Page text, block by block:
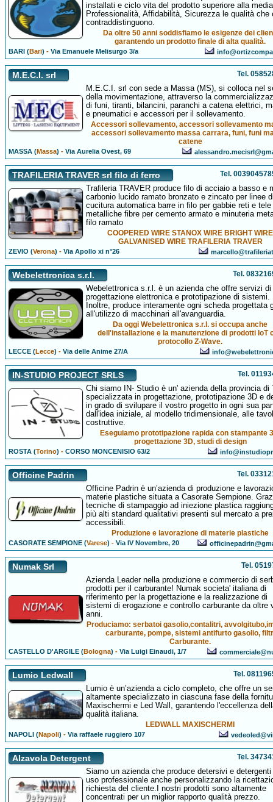
installati e ciclo vita del prodotto superiore alla
Professionalità, Affidabilità, Sicurezza le qualità che
contraddistinguono.
Da oltre 50 anni soddisfiamo le esigenze dei
garantendo un prodotto finale di alta qualità.
BARI (Bari) -Via Emanuele Melisurgo 3/a
M.E.C.I. srl Tel.
M.E.C.I. srl con sede a Massa (MS), si colloca nel
della movimentazione, attraverso la
di funi, tiranti, bilancini, paranchi a catena elettrici,
e pneumatici e accessori per il sollevamento.
Accessori sollevamento, accessori sollevamento
accessori sollevamento massa carrara, funi, funi
catene
MASSA (Massa) -Via Aurelia Ovest, 69
TRAFILERIA TRAVER srl filo di ferro Tel.
Trafileria TRAVER produce filo di acciaio a basso e
carbonio lucido ramato bronzato e zincato per linee
cucitura automatica barre in filo per gabbie reti e tele
metalliche fibre per cemento armato e minuteria
filo ramato
COOPERED WIRE STANOX WIRE BRIGHT WIRE
GALVANISED WIRE TRAFILERIA TRAVER
ZEVIO (Verona) -Via Apollo xi n°26
Webelettronica s.r.l. Tel.
Webelettronica s.r.l. è un azienda che offre servizi di
progettazione elettronica e prototipazione di sistemi.
Inoltre, produce interamente ogni scheda progettata
all'utilizzo di macchinari all'avanguardia.
Da oggi Webelettronica s.r.l. si occupa anche
dell'installazione e la manutenzione di prodotti IoT
protocollo Z-Wave.
LECCE (Lecce) -Via delle Anime 27/A
IN-STUDIO PROJECT SRLS Tel.
Chi siamo IN- Studio è un' azienda della provincia di
specializzata in progettazione, prototipazione 3D e
in grado di svilupare il vostro progetto in ogni sua
dall'idea iniziale, al modello tridimensionale, alle
costruttive.
Eseguiamo prototipazione rapida con stampante
progettazione 3D, studi di design
ROSTA (Torino) -CORSO MONCENISIO 63/2
Officine Padrin Tel.
Officine Padrin è un’azienda di produzione e
materie plastiche situata a Casorate Sempione.
tecniche di stampaggio ad iniezione plastica
più alti standard qualitativi presenti sul mercato a
accessibili.
Produzione e lavorazione di materie plastiche
CASORATE SEMPIONE (Varese) -Via IV Novembre, 20
Numak Srl Tel.
Azienda Leader nella produzione e commercio di
prodotti per il carburante! Numak societa' italiana di
riferimento per la progettazione e la realizzazione di
sistemi di erogazione e controllo carburante da oltre
anni.
Produciamo: serbatoi gasolio,contalitri,
carburante, pompe, sistemi antifurto gasolio,
Carburante.
CASTELLO D'ARGILE (Bologna) -Via Luigi Einaudi, 1/7
Lumio Ledwall Tel.
Lumio è un’azienda a ciclo completo, che offre un
altamente specializzato in ciascuna fase della
Maxischermi e Led Wall, garantendo l'eccellenza
qualità italiana.
LEDWALL MAXISCHERMI
NAPOLI (Napoli) -Via raffaele ruggiero 107
Alzavola Detergent Tel.
Siamo un azienda che produce detersivi e detergenti
uso professionale anche personalizzando la
richiesta del cliente.I nostri prodotti sono altamente
concentrati per un miglior rapporto qualità prezzo.